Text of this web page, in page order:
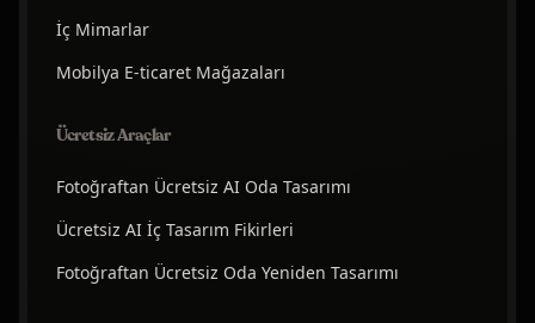
İç Mimarlar
Mobilya E-ticaret Mağazaları
Ücretsiz Araçlar
Fotoğraftan Ücretsiz AI Oda Tasarımı
Ücretsiz AI İç Tasarım Fikirleri
Fotoğraftan Ücretsiz Oda Yeniden Tasarımı